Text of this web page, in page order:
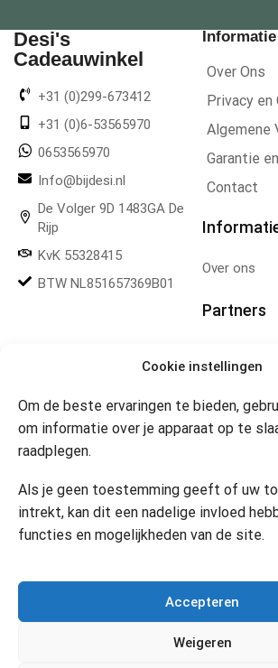
Cookie instellingen
Om de beste ervaringen te bieden,
om informatie over je apparaat op te
raadplegen.
Als je geen toestemming geeft of uw
intrekt, kan dit een nadelige invloed
functies en mogelijkheden van de site.
Accepteren
Weigeren
Desi's
Cadeauwinkel
+31 (0)299-673412
+31 (0)6-53565970
0653565970
Info@bijdesi.nl
De Volger 9D 1483GA De
Rijp
KvK 55328415
BTW NL851657369B01
Informatie
Over Ons
Privacy en
Algemene
Garantie
Contact
Over ons
Partners
Openingstijden
Website 24/7
Contact
in
Copyright © 2024 Desi’s